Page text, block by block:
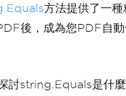
方法提供了一
後，成為您PDF自
討string.Equals是什